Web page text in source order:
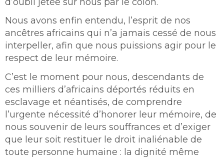
Nous avons enfin entendu, l’esprit de nos
ancêtres africains qui n’a jamais cessé de nous
interpeller, afin que nous puissions agir pour le
respect de leur mémoire.
C’est le moment pour nous, descendants de
ces milliers d’africains déportés réduits en
esclavage et néantisés, de comprendre
l’urgente nécessité d’honorer leur mémoire, de
nous souvenir de leurs souffrances et d’exiger
que leur soit restituer le droit inaliénable de
toute personne humaine : la dignité même